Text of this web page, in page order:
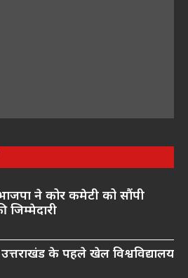
ने कोर कमेटी को सौंपी
जिम्मेदारी
के पहले खेल विश्वविद्यालय